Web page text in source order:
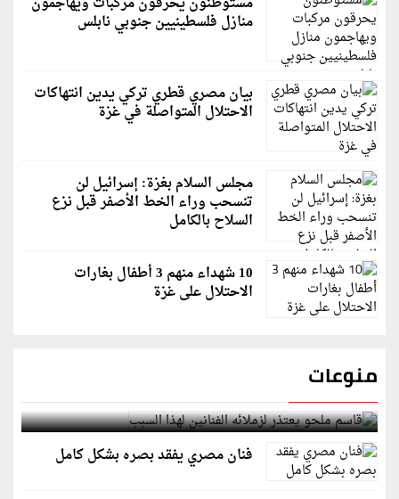
منازل فلسطينيين جنوبي نابلس
بيان مصري قطري تركي يدين انتهاكات
الاحتلال المتواصلة في غزة
مجلس السلام بغزة: إسرائيل لن
تنسحب وراء الخط الأصفر قبل نزع
السلاح بالكامل
10 شهداء منهم 3 أطفال بغارات
الاحتلال على غزة
منوعات
قاسم ملحو يعتذر لزملائه الفنانين لهذا السبب
فنان مصري يفقد بصره بشكل كامل